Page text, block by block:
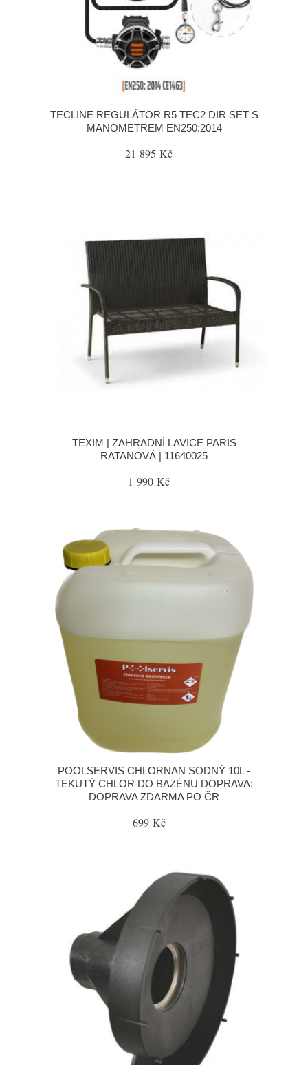
TECLINE REGULÁTOR R5 TEC2 DIR SET S
MANOMETREM EN250:2014
21 895 Kč
TEXIM | ZAHRADNÍ LAVICE PARIS
RATANOVÁ | 11640025
1 990 Kč
POOLSERVIS CHLORNAN SODNÝ 10L -
TEKUTÝ CHLOR DO BAZÉNU DOPRAVA:
DOPRAVA ZDARMA PO ČR
699 Kč